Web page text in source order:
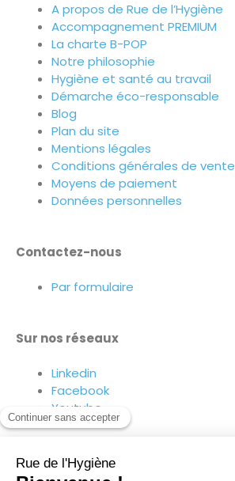
A propos de Rue de l’Hygiène
Accompagnement PREMIUM
La charte B-POP
Notre philosophie
Hygiène et santé au travail
Démarche éco-responsable
Blog
Plan du site
Mentions légales
Conditions générales de vente
Moyens de paiement
Données personnelles
Contactez-nous
Par formulaire
Sur nos réseaux
Linkedin
Facebook
Youtube